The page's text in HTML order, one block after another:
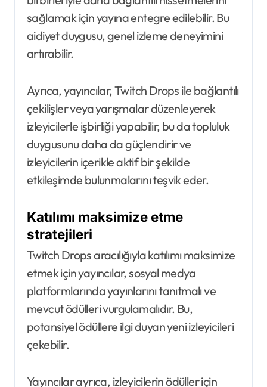
sağlamak için yayına entegre edilebilir. Bu
aidiyet duygusu, genel izleme deneyimini
artırabilir.
Ayrıca, yayıncılar, Twitch Drops ile bağlantılı
çekilişler veya yarışmalar düzenleyerek
izleyicilerle işbirliği yapabilir, bu da topluluk
duygusunu daha da güçlendirir ve
izleyicilerin içerikle aktif bir şekilde
etkileşimde bulunmalarını teşvik eder.
Katılımı maksimize etme
stratejileri
Twitch Drops aracılığıyla katılımı maksimize
etmek için yayıncılar, sosyal medya
platformlarında yayınlarını tanıtmalı ve
mevcut ödülleri vurgulamalıdır. Bu,
potansiyel ödüllere ilgi duyan yeni izleyicileri
çekebilir.
Yayıncılar ayrıca, izleyicilerin ödüller için